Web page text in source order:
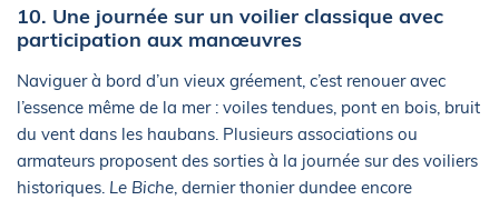
10. Une journée sur un voilier classique avec
participation aux manœuvres
Naviguer à bord d’un vieux gréement, c’est renouer avec
l’essence même de la mer : voiles tendues, pont en bois, bruit
du vent dans les haubans. Plusieurs associations ou
armateurs proposent des sorties à la journée sur des voiliers
historiques. Le Biche, dernier thonier dundee encore